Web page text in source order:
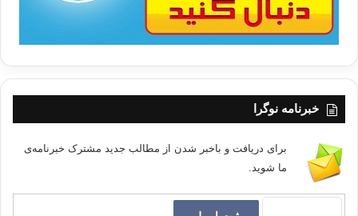
خبرنامه نوگرا
برای دریافت و باخبر شدن از مطالب جدید مشترک خبرنامه‌ی
ما شوید.